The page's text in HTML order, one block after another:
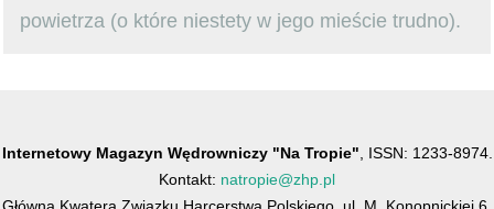
powietrza (o które niestety w jego mieście trudno).
Internetowy Magazyn Wędrowniczy "Na Tropie" , ISSN: 1233-8974.
Kontakt: natropie@zhp.pl